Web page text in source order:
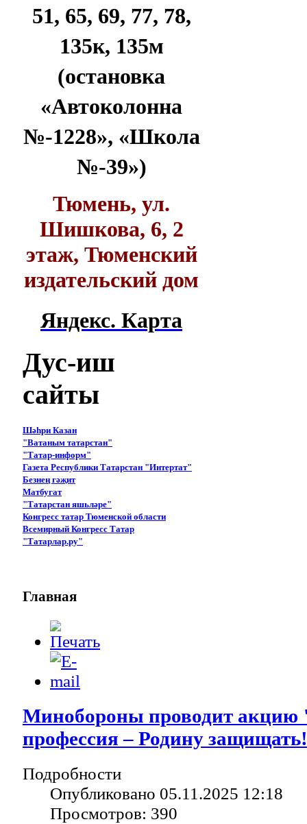
51, 65, 69, 77, 78,
135к, 135м
(остановка
«Автоколонна
№-1228», «Школа
№-39»)
Тюмень, ул.
Шишкова, 6, 2
этаж, Тюменский
издательский дом
Яндекс. Карта
Дус-иш
сайты
Шәһри Казан
"Ватаным татарстан"
"Татар-информ"
Газета Республики Татарстан "Интертат"
Безнең гәҗит
Матбугат
"Татарстан яшьләре"
Конгресс татар Тюменской области
Всемирный Конгресс Татар
"Татарлар.ру"
Главная
Минобороны проводит акцию
профессия – Родину
Подробности
Опубликовано 05.11.2025 12:18
Просмотров: 390